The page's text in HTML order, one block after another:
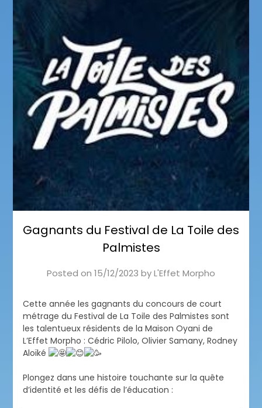
Gagnants du Festival de La Toile des
Palmistes
Posted on 15/12/2023 byL'Effet Morpho
Cette année les gagnants du concours de court
métrage du Festival de La Toile des Palmistes sont
les talentueux résidents de la Maison Oyani de
L’Effet Morpho : Cédric Pilolo, Olivier Samany, Rodney
Aloïké
Plongez dans une histoire touchante sur la quête
d’identité et les défis de l’éducation :